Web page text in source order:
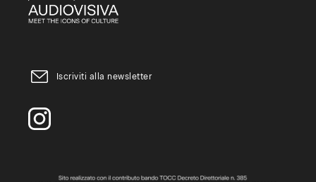
Iscriviti alla newsletter